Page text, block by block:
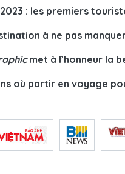
: les premiers
à ne pas
met à l’honneur la
où partir en voyage